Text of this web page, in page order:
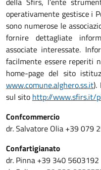
operativamente gestisce i
sono numerose le
fornire dettagliate
associate interessate.
facilmente essere reperiti
home-page del sito
www.comune.alghero.ss.it).
sul sito http://www.sfirs.it/
Confcommercio
dr. Salvatore Olia +39 079
Confartigianato
dr. Pinna +39 340 5603192